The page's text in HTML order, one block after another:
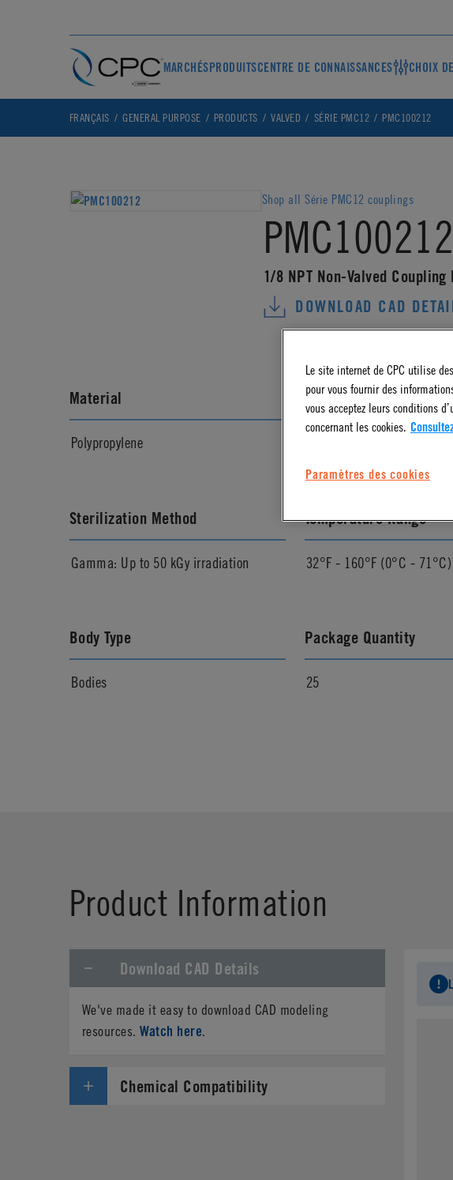
MARCHÉSPRODUITSCENTRE DE CONNAISSANCES CHOIX
FRANÇAIS GENERAL PURPOSE PRODUCTS VALVED SÉRIE PMC12 PMC100212
Shop all Série PMC12 couplings
PMC100212
1/8 NPT Non-Valved Coupling
DOWNLOAD CAD
Material
Polypropylene
Material Finish
Sterilization Method
Gamma: Up to 50 kGy irradiation
Temperature Range
32°F - 160°F (0°C - 71°C)
Body Type
Bodies
Package Quantity
25
Product Information
Download CAD Details
We've made it easy to download CAD modeling
resources.Watch here.
Chemical Compatibility
Le site internet de CPC utilise
pour vous fournir des
vous acceptez leurs conditions
concernant les cookies.
Paramètres des cookies